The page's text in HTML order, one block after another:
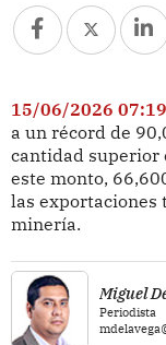
15/06/2026 07:19
a un récord de
cantidad superior
este monto,
las exportaciones
minería.
Miguel
Periodista